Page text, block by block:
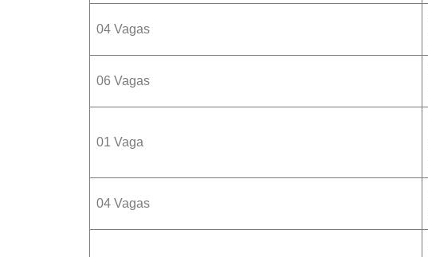
04 Vagas
06 Vagas
01 Vaga
04 Vagas